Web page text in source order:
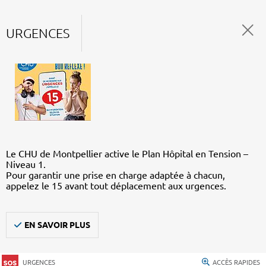
URGENCES
Le CHU de Montpellier active le Plan Hôpital en Tension –
Niveau 1.
Pour garantir une prise en charge adaptée à chacun,
appelez le 15 avant tout déplacement aux urgences.
EN SAVOIR PLUS
URGENCES ACCÈS RAPIDES